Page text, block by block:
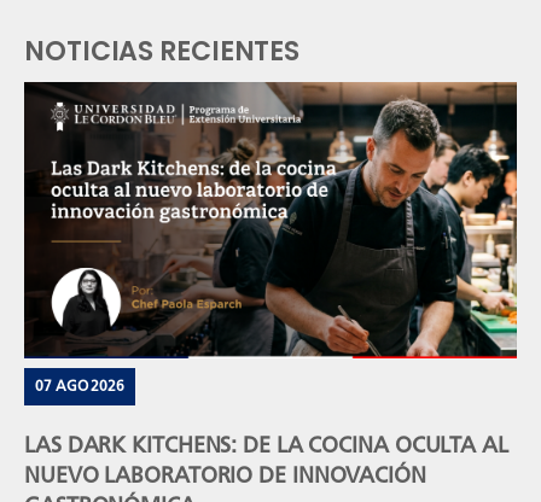
NOTICIAS RECIENTES
07 AGO 2026
LAS DARK KITCHENS: DE LA COCINA OCULTA AL
NUEVO LABORATORIO DE INNOVACIÓN